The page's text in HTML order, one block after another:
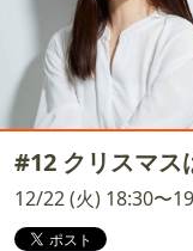
#12 クリスマス
12/22 (火) 18:30〜